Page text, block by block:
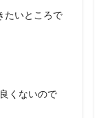
たいところで
くないので